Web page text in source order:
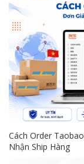
Cách Order
Nhận Ship Hàng